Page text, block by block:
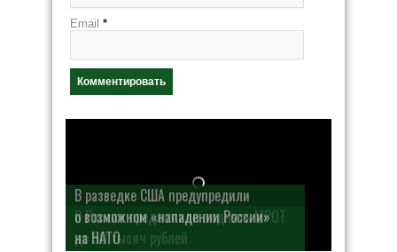
Email *
В разведке США предупредили
о возможном «нападении России»
на НАТО